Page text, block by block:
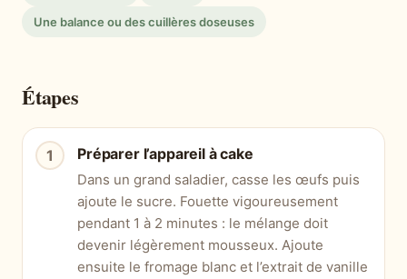
Une balance ou des cuillères doseuses
Étapes
Préparer l’appareil à cake
Dans un grand saladier, casse les œufs puis
ajoute le sucre. Fouette vigoureusement
pendant 1 à 2 minutes : le mélange doit
devenir légèrement mousseux. Ajoute
ensuite le fromage blanc et l’extrait de vanille